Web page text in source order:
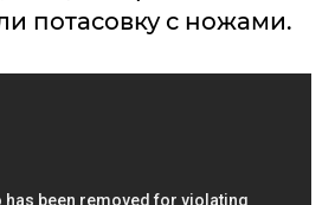
потасовку с ножами.